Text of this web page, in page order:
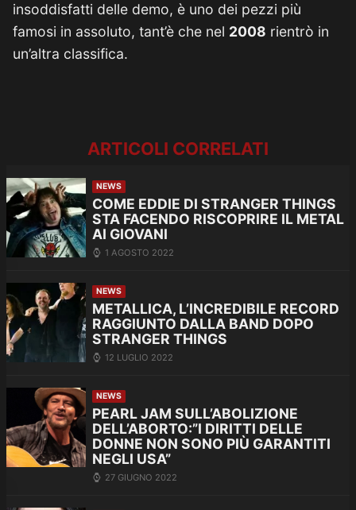
insoddisfatti delle demo, è uno dei pezzi più
famosi in assoluto, tant’è che nel 2008 rientrò in
un’altra classifica.
ARTICOLI CORRELATI
NEWS
COME EDDIE DI STRANGER THINGS
STA FACENDO RISCOPRIRE IL METAL
AI GIOVANI
1 AGOSTO 2022
NEWS
METALLICA, L’INCREDIBILE RECORD
RAGGIUNTO DALLA BAND DOPO
STRANGER THINGS
12 LUGLIO 2022
NEWS
PEARL JAM SULL’ABOLIZIONE
DELL’ABORTO:”I DIRITTI DELLE
DONNE NON SONO PIÙ GARANTITI
NEGLI USA”
27 GIUGNO 2022